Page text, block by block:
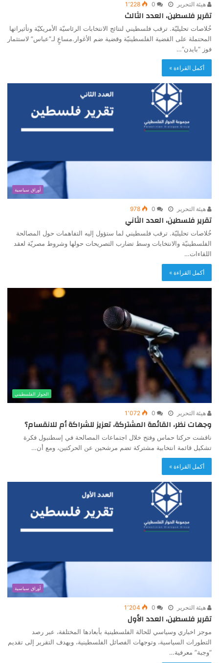
هيئة التحرير 0 1٬228
تقرير فلسطين، العدد الثالث
خُلاصات تحليليّة. ترقب فلسطيني لنتائج الانتخابات الرئاسيّة الأمريكيّة وتأثيراتها
المحتملة على القضية الفلسطينيّة وقضية ضم الأغوار.مساعٍ لـ”عباس” لاستثمار
فوز “بايدن”…
أكمل القراءة »
أوراق سياسية
هيئة التحرير 0
978
تقرير فلسطين، العدد الثاني
خُلاصات تحليليّة. ترقب فلسطيني لما ستؤول إليه التفاهمات حول المصالحة
الفلسطينيّة والانتخابات وسط تضارب التصريحات حولها وشروط مصريّة لعقد
اللقاءات…
أكمل القراءة »
الحوار الفلسطيني
هيئة التحرير 0 1٬072
وجهات نظر، القائمة المشتركة، تعزيز للشراكة أم للانقسام؟
ناقشت حركتا حماس وفتح خلال اجتماعات المصالحة في إسطنبول فكرة
تشكيل قائمة انتخابية مشتركة تضم مرشحين عن الحركتين، ومع أن…
أكمل القراءة »
أوراق سياسية
هيئة التحرير 0 1٬204
تقرير فلسطين، العدد الأول
موجز اخباري وسياسي للحالة الفلسطينية بأبعادها المختلفة، عبر رصد
التطورات السياسية، وتوجهات الفصائل الفلسطينية، ويهدف التقرير إلى تقديم
“وجبة” معرفية…